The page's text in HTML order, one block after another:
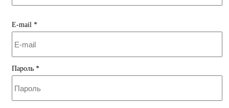
E-mail *
Пароль *